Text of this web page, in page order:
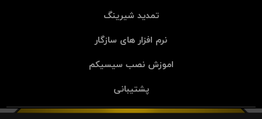
تمدید شیرینگ
نرم افزار های سازگار
اموزش نصب سیسیکم
پشتیبانی